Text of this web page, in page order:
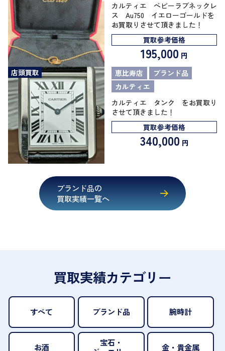
カルティエ ベビーラブネックレ
ス Au750 イエローゴールドを
お買取りさせて頂きました！
買取参考価格
195,000 円
店頭買取
恵比寿店
ブランド品
カルティエ
カルティエ タンク をお買取り
させて頂きました！
買取参考価格
340,000 円
ブランド品の
買取実績一覧へ
買取実績カテゴリー
すべて ブランド品 腕時計
お酒
宝石・
金・貴金属